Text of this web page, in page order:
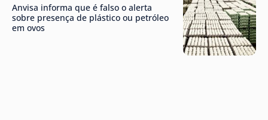
Anvisa informa que é falso o alerta
sobre presença de plástico ou petróleo
em ovos